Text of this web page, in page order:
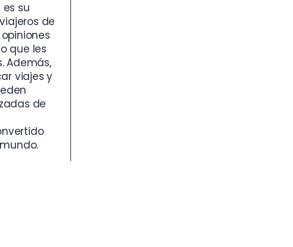
su
de
que les
Además,
viajes y
de